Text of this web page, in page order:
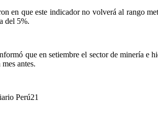
en que este indicador no volverá al rango
del 5%.
que en setiembre el sector de minería e
antes.
Perú21